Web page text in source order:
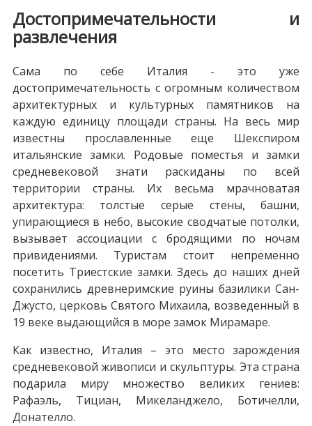
Достопримечательности и
развлечения
Сама по себе Италия - это уже
достопримечательность с огромным количеством
архитектурных и культурных памятников на
каждую единицу площади страны. На весь мир
известны прославленные еще Шекспиром
итальянские замки. Родовые поместья и замки
средневековой знати раскиданы по всей
территории страны. Их весьма мрачноватая
архитектура: толстые серые стены, башни,
упирающиеся в небо, высокие сводчатые потолки,
вызывает ассоциации с бродящими по ночам
привидениями. Туристам стоит непременно
посетить Триестские замки. Здесь до наших дней
сохранились древнеримские руины базилики Сан-
Джусто, церковь Святого Михаила, возведенный в
19 веке выдающийся в море замок Мирамаре.
Как известно, Италия – это место зарождения
средневековой живописи и скульптуры. Эта страна
подарила миру множество великих гениев:
Рафаэль, Тициан, Микеланджело, Ботичелли,
Донателло.